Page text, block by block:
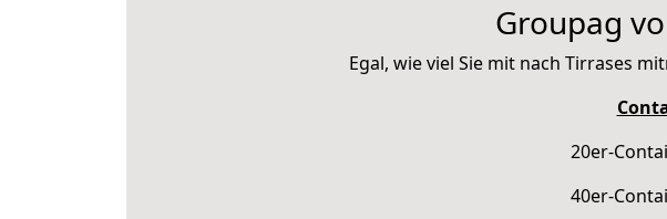
Groupag
Egal, wie viel Sie mit nach Tirrases
20er-
40er-